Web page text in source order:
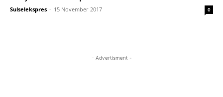
Sulselekspres - 15 November 2017 0
- Advertisment -